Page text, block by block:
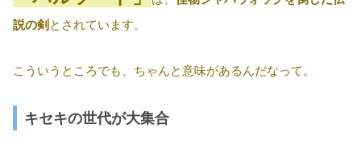
説の剣 とされています。
こういうところでも、ちゃんと意味があるんだなって。
キセキの世代が大集合